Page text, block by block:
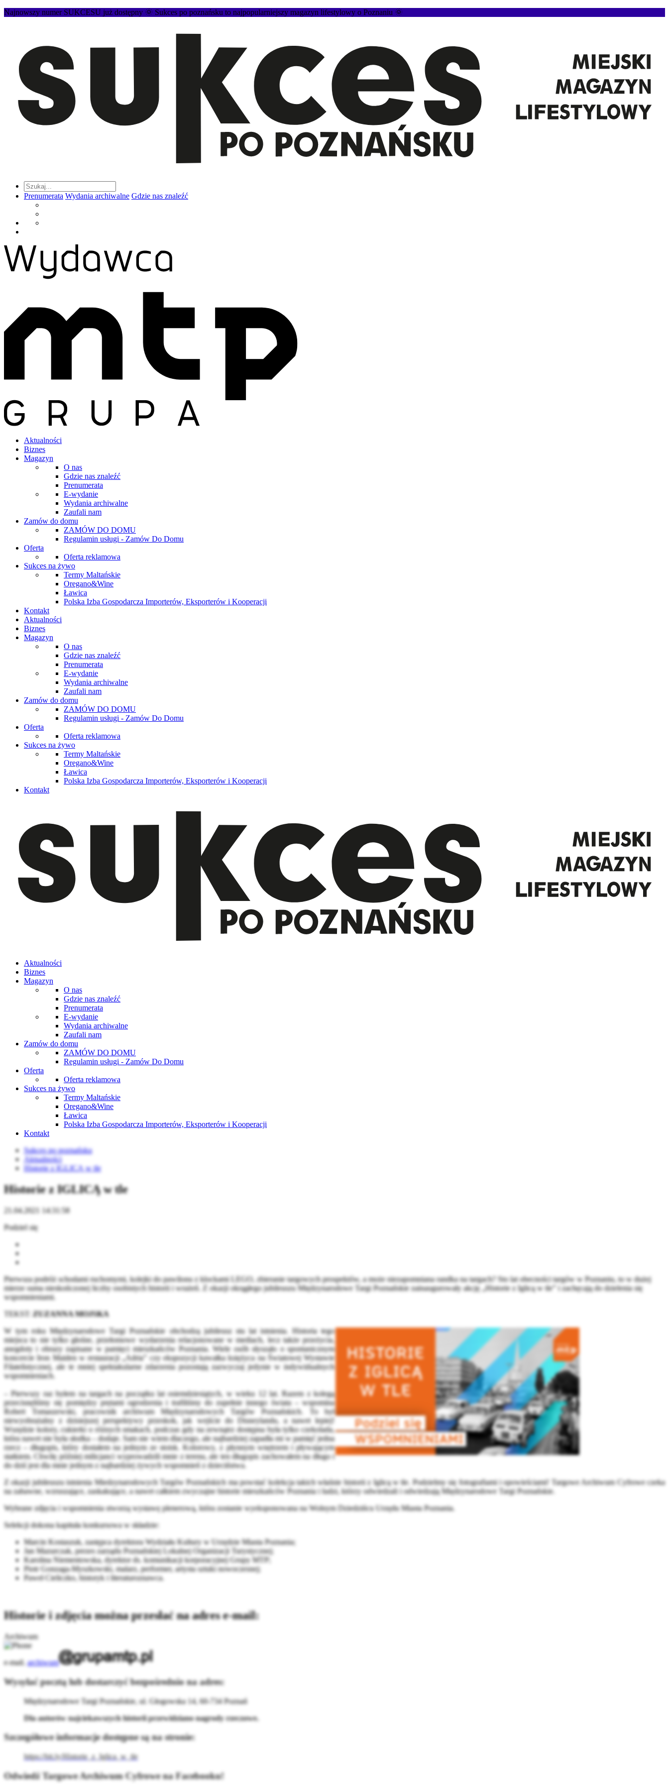
Najnowszy numer SUKCESU już dostępny 🌞 Sukces po poznańsku to najpopularniejszy magazyn lifestylowy o Poznaniu 🌞
Prenumerata Wydania archiwalne Gdzie nas znaleźć
Aktualności
Biznes
Magazyn
O nas
Gdzie nas znaleźć
Prenumerata
E-wydanie
Wydania archiwalne
Zaufali nam
Zamów do domu
ZAMÓW DO DOMU
Regulamin usługi - Zamów Do Domu
Oferta
Oferta reklamowa
Sukces na żywo
Termy Maltańskie
Oregano&Wine
Ławica
Polska Izba Gospodarcza Importerów, Eksporterów i Kooperacji
Kontakt
Aktualności
Biznes
Magazyn
O nas
Gdzie nas znaleźć
Prenumerata
E-wydanie
Wydania archiwalne
Zaufali nam
Zamów do domu
ZAMÓW DO DOMU
Regulamin usługi - Zamów Do Domu
Oferta
Oferta reklamowa
Sukces na żywo
Termy Maltańskie
Oregano&Wine
Ławica
Polska Izba Gospodarcza Importerów, Eksporterów i Kooperacji
Kontakt
Aktualności
Biznes
Magazyn
O nas
Gdzie nas znaleźć
Prenumerata
E-wydanie
Wydania archiwalne
Zaufali nam
Zamów do domu
ZAMÓW DO DOMU
Regulamin usługi - Zamów Do Domu
Oferta
Oferta reklamowa
Sukces na żywo
Termy Maltańskie
Oregano&Wine
Ławica
Polska Izba Gospodarcza Importerów, Eksporterów i Kooperacji
Kontakt
Sukces po poznańsku
Aktualności
Historie z IGLICĄ w tle
Historie z IGLICĄ w tle
21.04.2021 14:31:58
Podziel się
Pierwsza podróż schodami ruchomymi, kolejki do pawilonu z klockami LEGO, zbieranie targowych prospektów, a może niezapomniana randka na targach? Sto lat obecności targów w Poznaniu, to w dużej
mierze suma nieskończonej liczby osobistych historii i wrażeń. Z okazji okrągłego jubileuszu Międzynarodowe Targi Poznańskie zainaugurowały akcję „Historie z Iglicą w tle” i zachęcają do dzielenia się
wspomnieniami.
TEKST: ZUZANNA MOJSKA
W tym roku Międzynarodowe Targi Poznańskie obchodzą jubileusz stu lat istnienia. Historia tego
miejsca to nie tylko głośne, przełomowe wydarzenia relacjonowane w mediach, lecz także przeżycia,
anegdoty i obrazy zapisane w pamięci mieszkańców Poznania. Wiele osób słyszało o spontanicznym
koncercie Iron Maiden w restauracji „Adria” czy ekspozycji kawałka księżyca na Światowej Wystawie
Filatelistycznej, ale te mniej spektakularne zdarzenia pozostają zazwyczaj jedynie w indywidualnych
wspomnieniach.
– Pierwszy raz byłem na targach na początku lat osiemdziesiątych, w wieku 12 lat. Razem z kolegą
przecisnęliśmy się pomiędzy prętami ogrodzenia i trafiliśmy do zupełnie innego świata – wspomina
Robert Tomaszewski, pracownik archiwum Międzynarodowych Targów Poznańskich. To był
niewyobrażalny z dzisiejszej perspektywy przeskok, jak wejście do Disneylandu, a nawet lepiej!
Wszędzie kolory, cukierki o różnych smakach, podczas gdy na zewnątrz dostępna była tylko czekolada,
która nawet nie była słodka – dodaje. Sam nie wiem dlaczego, ale najbardziej zapadła mi w pamięć jedna
rzecz – długopis, który dostałem na jednym ze stoisk. Kolorowy, z płynnym wnętrzem i pływającym
statkiem. Chwilę później milicjanci wyprowadzili mnie z terenu, ale ten długopis zachowałem na długo i
do dziś jest dla mnie jednym z najbardziej żywych wspomnień z dzieciństwa.
Z okazji jubileuszu istnienia Miedzynarodowych Targów Poznańskich ma powstać kolekcja takich właśnie historii z Iglicą w tle. Podzielmy się fotografiami i opowieściami! Targowe Archiwum Cyfrowe czeka
na zabawne, wzruszające, zaskakujące, a nawet całkiem zwyczajne historie mieszkańców Poznania i ludzi, którzy odwiedzali i odwiedzają Międzynarodowe Targi Poznańskie.
Wybrane zdjęcia i wspomnienia stworzą wystawę plenerową, która zostanie wyeksponowana na Wolnym Dziedzińcu Urzędu Miasta Poznania.
Selekcji dokona kapituła konkursowa w składzie:
Marcin Kostaszuk, zastępca dyrektora Wydziału Kultury w Urzędzie Miasta Poznania;
Jan Mazurczak, prezes zarządu Poznańskiej Lokalnej Organizacji Turystycznej;
Karolina Niementowska, dyrektor ds. komunikacji korporacyjnej Grupy MTP;
Piotr Gonzaga-Myszkowski, malarz, performer, artysta sztuki nowoczesnej;
Paweł Cieliczko, historyk i literaturoznawca.
Historie i zdjęcia można przesłać na adres e-mail:
Archiwum
e-mail.archiwum
Wysyłać pocztą lub dostarczyć bezpośrednio na adres:
Międzynarodowe Targi Poznańskie, ul. Głogowska 14, 60-734 Poznań
Dla autorów najciekawszych historii przewidziano nagrody rzeczowe.
Szczegółowe informacje dostępne są na stronie:
https://bit.ly/Historie_z_Iglica_w_tle
Odwiedź Targowe Archiwum Cyfrowe na Facebooku!